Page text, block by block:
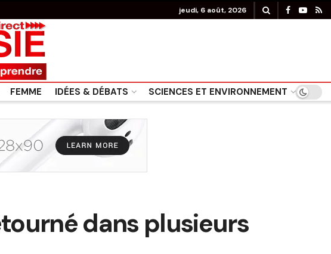
jeudi, 6 août, 2026
FEMME IDÉES & DÉBATS SCIENCES ET ENVIRONNEMENT
dans plusieurs